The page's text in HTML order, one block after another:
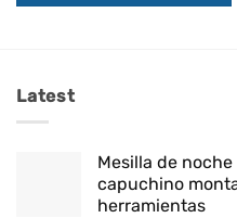
Latest
Mesilla de
capuchino
herramientas